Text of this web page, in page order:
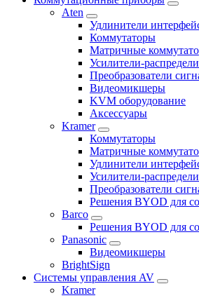
Aten
Удлинители
Коммутаторы
Матричные
Усилители-
Преобразователи
Видеомикшеры
KVM оборудование
Аксессуары
Kramer
Коммутаторы
Матричные
Удлинители
Усилители-
Преобразователи
Решения BYOD для
Barco
Решения BYOD для
Panasonic
Видеомикшеры
BrightSign
Системы управления AV
Kramer